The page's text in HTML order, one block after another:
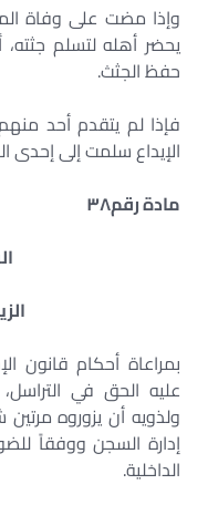
وإذا مضت على وفاة
يحضر أهله لتسلم
حفظ الجثث.
فإذا لم يتقدم أحد
الإيداع سلمت إلى إحدى
مادة رقم٣٨
بمراعاة أحكام قانون
عليه الحق في
ولذويه أن يزوروه
إدارة السجن ووفقاً
الداخلية.